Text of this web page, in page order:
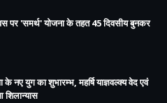
पर 'समर्थ' योजना के तहत 45 दिवसीय बुनकर
के नए युग का शुभारम्भ, महर्षि याज्ञवल्क्य वेद एवं
शिलान्यास